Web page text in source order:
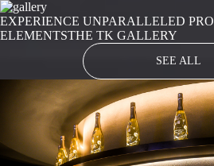
EXPERIENCE UNPARALLELED
ELEMENTSTHE TK GALLERY
SEE ALL